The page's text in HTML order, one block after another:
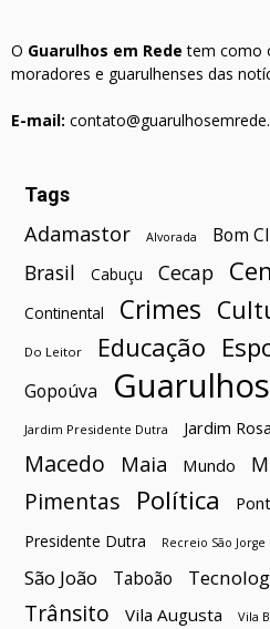
O Guarulhos em Rede tem como
moradores e guarulhenses das
E-mail:
Tags
Adamastor Alvorada Bom
Brasil Cabuçu Cecap
Continental Crimes
Do Leitor Educação
Gopoúva Guarulhos
Jardim Presidente Dutra Jardim
Macedo
Maia Mundo
Pimentas Política
Presidente Dutra Recreio São Jorge
São João Taboão
Trânsito Vila Augusta Vila